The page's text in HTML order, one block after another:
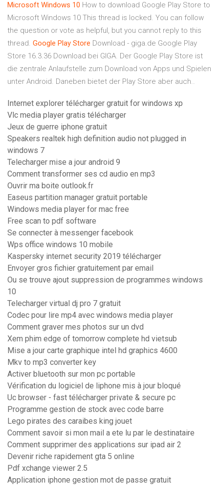
Microsoft Windows 10 How to download Google Play Store to
Microsoft Windows 10 This thread is locked. You can follow
the question or vote as helpful, but you cannot reply to this
thread. Google Play Store Download - giga.de Google Play
Store 16.3.36 Download bei GIGA. Der Google Play Store ist
die zentrale Anlaufstelle zum Download von Apps und Spielen
unter Android. Daneben bietet der Play Store aber auch..
Internet explorer télécharger gratuit for windows xp
Vlc media player gratis télécharger
Jeux de guerre iphone gratuit
Speakers realtek high definition audio not plugged in
windows 7
Telecharger mise a jour android 9
Comment transformer ses cd audio en mp3
Ouvrir ma boite outlook.fr
Easeus partition manager gratuit portable
Windows media player for mac free
Free scan to pdf software
Se connecter à messenger facebook
Wps office windows 10 mobile
Kaspersky internet security 2019 télécharger
Envoyer gros fichier gratuitement par email
Ou se trouve ajout suppression de programmes windows
10
Telecharger virtual dj pro 7 gratuit
Codec pour lire mp4 avec windows media player
Comment graver mes photos sur un dvd
Xem phim edge of tomorrow complete hd vietsub
Mise a jour carte graphique intel hd graphics 4600
Mkv to mp3 converter key
Activer bluetooth sur mon pc portable
Vérification du logiciel de liphone mis à jour bloqué
Uc browser - fast télécharger private & secure pc
Programme gestion de stock avec code barre
Lego pirates des caraibes king jouet
Comment savoir si mon mail a ete lu par le destinataire
Comment supprimer des applications sur ipad air 2
Devenir riche rapidement gta 5 online
Pdf xchange viewer 2.5
Application iphone gestion mot de passe gratuit